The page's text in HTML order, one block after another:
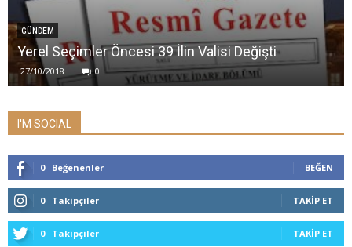
GÜNDEM
Yerel Seçimler Öncesi 39 İlin Valisi Değişti
27/10/2018 0
I'M SOCIAL
0 Beğenenler BEĞEN
0 Takipçiler TAKIP ET
0 Takipçiler TAKIP ET